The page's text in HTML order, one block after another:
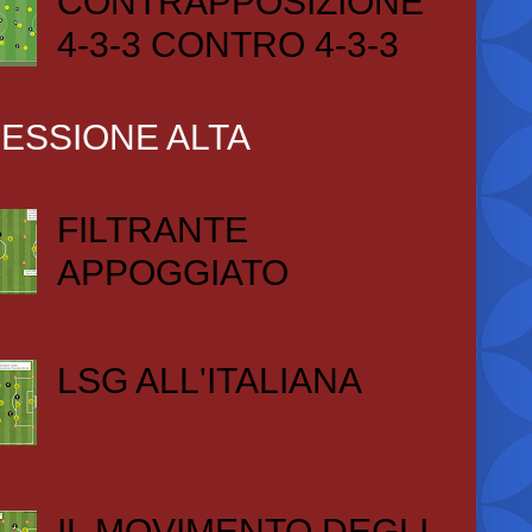
4-3-3 CONTRO 4-3-3
ALTA
FILTRANTE
APPOGGIATO
LSG ALL'ITALIANA